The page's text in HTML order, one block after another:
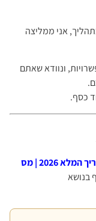
אני ממליצה
ונוודא שאתם
כסף.
מיסוי מקרקעין — המדריך המלא 2026 | מס
בנושא